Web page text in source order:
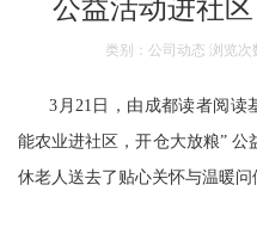
公益活动进社
类别：公司动态 浏览次
3月21日，由成都读者阅读
能农业进社区，开仓大放粮”
休老人送去了贴心关怀与温暖问